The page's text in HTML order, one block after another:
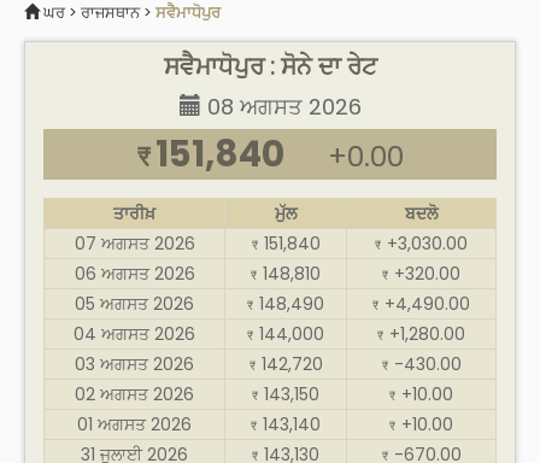
ਘਰ > ਰਾਜਸਥਾਨ> ਸਵੈਮਾਧੋਪੁਰ
ਸਵੈਮਾਧੋਪੁਰ : ਸੋਨੇ ਦਾ ਰੇਟ
08 ਅਗਸਤ 2026
₹ 151,840 +0.00
ਤਾਰੀਖ਼ ਮੁੱਲ
ਬਦਲੋ
07 ਅਗਸਤ 2026
₹ 151,840 ₹ +3,030.00
06 ਅਗਸਤ 2026
₹ 148,810 ₹ +320.00
05 ਅਗਸਤ 2026
₹ 148,490 ₹ +4,490.00
04 ਅਗਸਤ 2026
₹ 144,000 ₹ +1,280.00
03 ਅਗਸਤ 2026
₹ 142,720 ₹ -430.00
02 ਅਗਸਤ 2026
₹ 143,150 ₹ +10.00
01 ਅਗਸਤ 2026
₹ 143,140 ₹ +10.00
31 ਜੁਲਾਈ 2026
₹ 143,130 ₹ -670.00